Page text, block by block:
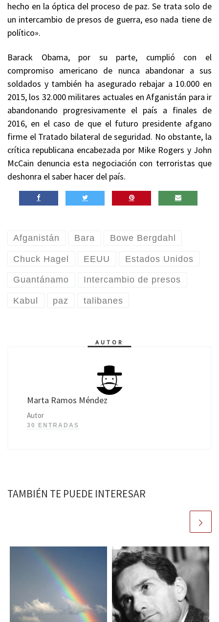
hecho en la óptica del proceso de paz. Se trata solo de
un intercambio de presos de guerra, eso nada tiene de
político».
Barack Obama, por su parte, cumplió con el
compromiso americano de nunca abandonar a sus
soldados y también ha asegurado rebajar a 10.000 en
2015, los 32.000 militares actuales en Afganistán para ir
abandonando progresivamente el país a finales de
2016, en el caso de que el futuro presidente afgano
firme el Tratado bilateral de seguridad. No obstante, la
crítica republicana encabezada por Mike Rogers y John
McCain denuncia esta negociación con terroristas que
deshonra el saber hacer del país.
Afganistán Bara Bowe Bergdahl
Chuck Hagel EEUU Estados Unidos
Guantánamo Intercambio de presos
Kabul paz talibanes
AUTOR
Marta Ramos Méndez
Autor
30 ENTRADAS
TAMBIÉN TE PUEDE INTERESAR